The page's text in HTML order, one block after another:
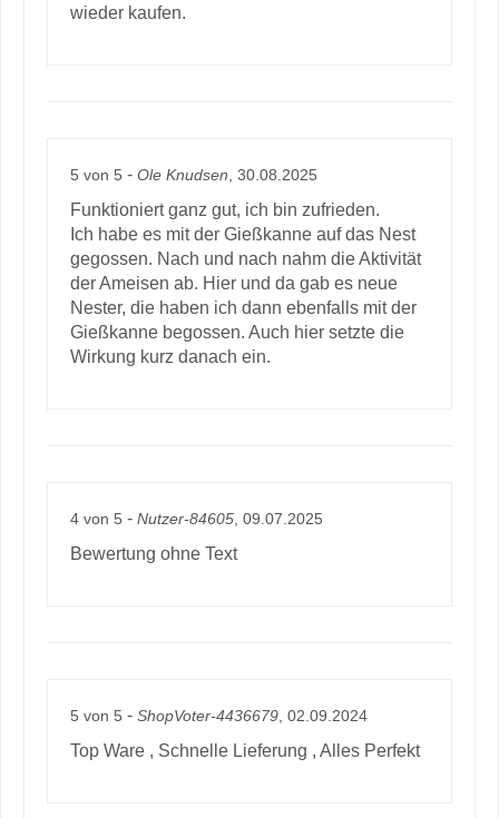
wieder kaufen.
5 von 5 - Ole Knudsen , 30.08.2025
Funktioniert ganz gut, ich bin zufrieden.
Ich habe es mit der Gießkanne auf das Nest
gegossen. Nach und nach nahm die Aktivität
der Ameisen ab. Hier und da gab es neue
Nester, die haben ich dann ebenfalls mit der
Gießkanne begossen. Auch hier setzte die
Wirkung kurz danach ein.
4 von 5 - Nutzer-84605 , 09.07.2025
Bewertung ohne Text
5 von 5 - ShopVoter-4436679 , 02.09.2024
Top Ware , Schnelle Lieferung , Alles Perfekt